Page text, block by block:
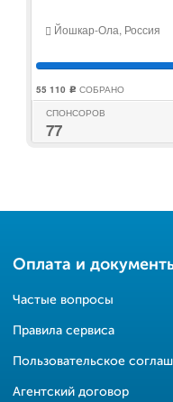
Йошкар-Ола, Россия
55 110 c СОБРАНО
СПОНСОРОВ
77
Оплата и
Частые вопросы
Правила сервиса
Пользовательское
Агентский договор